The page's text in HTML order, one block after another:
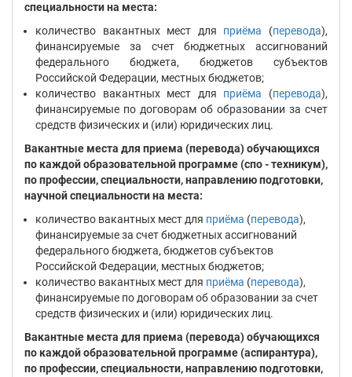
специальности на места:
количество вакантных мест для приёма (перевода),
финансируемые за счет бюджетных ассигнований
федерального бюджета, бюджетов субъектов
Российской Федерации, местных бюджетов;
количество вакантных мест для приёма (перевода),
финансируемые по договорам об образовании за счет
средств физических и (или) юридических лиц.
Вакантные места для приема (перевода) обучающихся
по каждой образовательной программе (спо - техникум),
по профессии, специальности, направлению подготовки,
научной специальности на места:
количество вакантных мест для приёма (перевода),
финансируемые за счет бюджетных ассигнований
федерального бюджета, бюджетов субъектов
Российской Федерации, местных бюджетов;
количество вакантных мест для приёма (перевода),
финансируемые по договорам об образовании за счет
средств физических и (или) юридических лиц.
Вакантные места для приема (перевода) обучающихся
по каждой образовательной программе (аспирантура),
по профессии, специальности, направлению подготовки,